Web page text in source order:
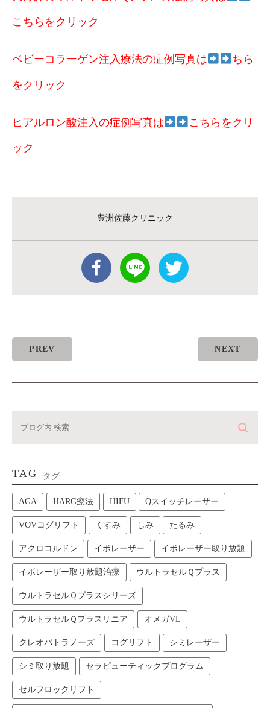
こちらをクリック
ベビーコラーゲン注入療法の症例写真は ちら
をクリック
ヒアルロン酸注入の症例写真は こちらをクリ
ック
豊洲佐藤クリニック
PREV NEXT
TAG タグ
AGA HARG療法 HIFU Qスイッチレーザー
VOVコグリフト くすみ しみ たるみ
アクロコルドン イボレーザー イボレーザー取り放題
イボレーザー取り放題治療 ウルトラセルＱプラス
ウルトラセルＱプラスシリーズ
ウルトラセルＱプラスリニア オメガVL
クレオパトラノーズ コグリフト シミレーザー
シミ取り放題 セラピューティックプログラム
セルフロックリフト